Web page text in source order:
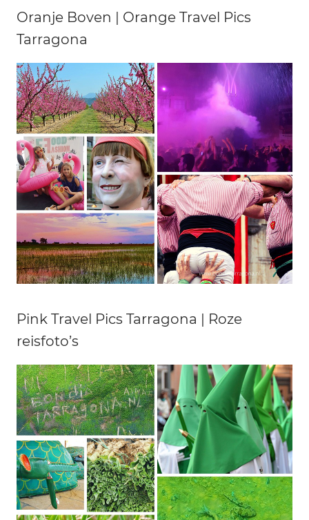
Oranje Boven | Orange Travel Pics
Tarragona
Pink Travel Pics Tarragona | Roze
reisfoto’s